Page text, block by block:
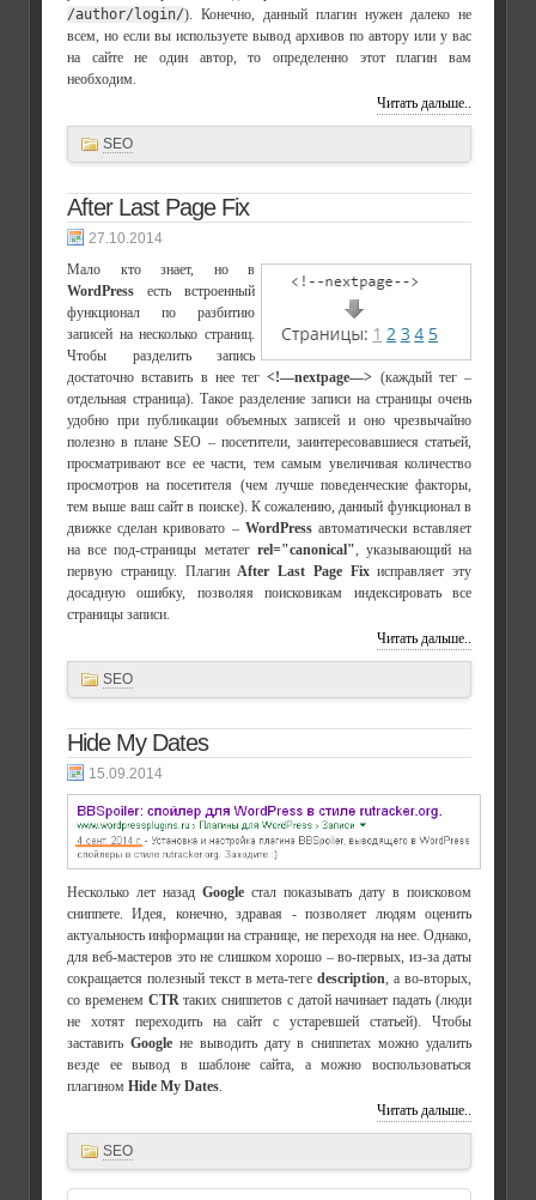
/author/login/). Конечно, данный плагин нужен далеко не
всем, но если вы используете вывод архивов по автору или у вас
на сайте не один автор, то определенно этот плагин вам
необходим.
Читать дальше..
SEO
After Last Page Fix
27.10.2014
Мало кто знает, но в
WordPress есть встроенный
функционал по разбитию
записей на несколько страниц.
Чтобы разделить запись
достаточно вставить в нее тег<!—nextpage—> (каждый тег –
отдельная страница). Такое разделение записи на страницы очень
удобно при публикации объемных записей и оно чрезвычайно
полезно в плане SEO – посетители, заинтересовавшиеся статьей,
просматривают все ее части, тем самым увеличивая количество
просмотров на посетителя (чем лучше поведенческие факторы,
тем выше ваш сайт в поиске). К сожалению, данный функционал в
движке сделан кривовато – WordPressавтоматически вставляет
на все под-страницы метатег rel="canonical" , указывающий на
первую страницу. Плагин After Last Page Fixисправляет эту
досадную ошибку, позволяя поисковикам индексировать все
страницы записи.
Читать дальше..
SEO
Hide My Dates
15.09.2014
Несколько лет назад Google стал показывать дату в поисковом
сниппете. Идея, конечно, здравая - позволяет людям оценить
актуальность информации на странице, не переходя на нее. Однако,
для веб-мастеров это не слишком хорошо – во-первых, из-за даты
сокращается полезный текст в мета-тегеdescription, а во-вторых,
со временем CTRтаких сниппетов с датой начинает падать (люди
не хотят переходить на сайт с устаревшей статьей). Чтобы
заставить Googleне выводить дату в сниппетах можно удалить
везде ее вывод в шаблоне сайта, а можно воспользоваться
плагином Hide My Dates.
Читать дальше..
SEO